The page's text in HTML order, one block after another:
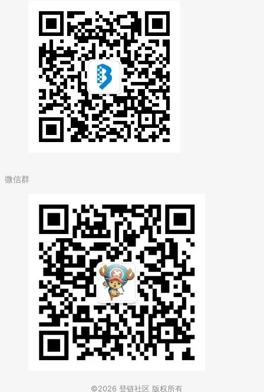
微信群
©2026 登链社区 版权所有